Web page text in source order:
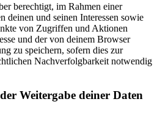
berechtigt, im Rahmen einer
deinen und seinen Interessen sowie
von Zugriffen und Aktionen
und der von deinem Browser
zu speichern, sofern dies zur
Nachverfolgbarkeit notwendig
Weitergabe deiner Daten